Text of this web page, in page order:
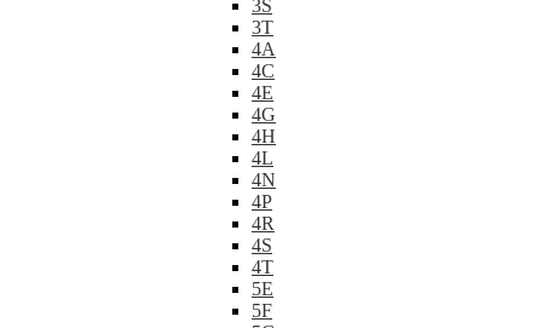
3S
3T
4A
4C
4E
4G
4H
4L
4N
4P
4R
4S
4T
5E
5F